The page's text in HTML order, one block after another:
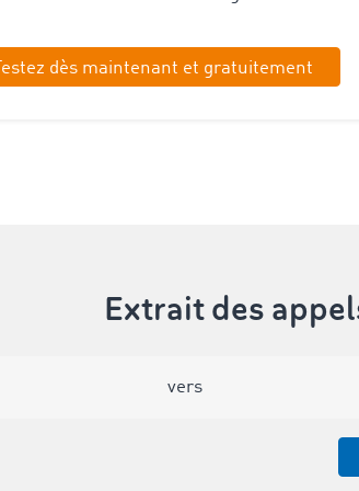
Testez dès maintenant et gratuitement
Extrait des
vers